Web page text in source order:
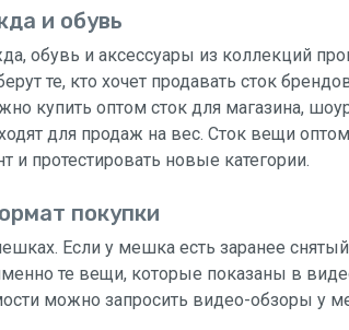
и обувь
обувь и аксессуары из коллекций
те, кто хочет продавать сток
купить оптом сток для магазина,
для продаж на вес. Сток вещи
и протестировать новые категории.
покупки
Если у мешка есть заранее
те вещи, которые показаны в
можно запросить видео-обзоры у